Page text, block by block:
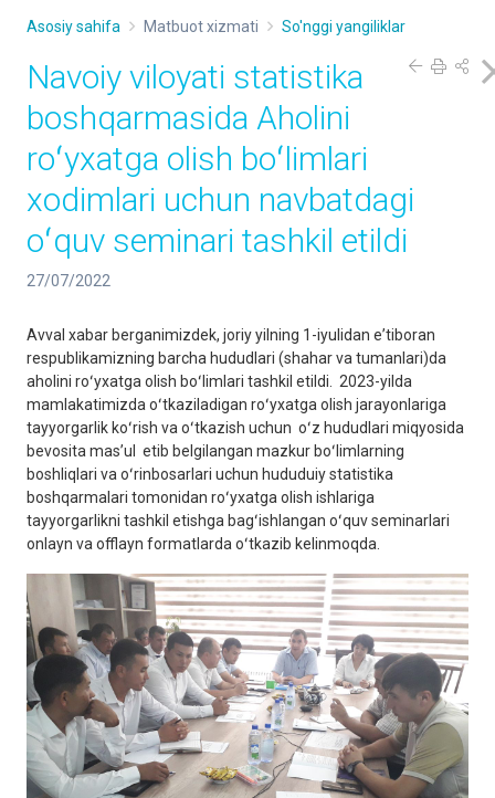
Asosiy sahifa Matbuot xizmati So'nggi yangiliklar
Navoiy viloyati statistika
boshqarmasida Aholini
roʻyxatga olish boʻlimlari
xodimlari uchun navbatdagi
oʻquv seminari tashkil etildi
27/07/2022
Avval xabar berganimizdek, joriy yilning 1-iyulidan eʼtiboran
respublikamizning barcha hududlari (shahar va tumanlari)da
aholini roʻyxatga olish boʻlimlari tashkil etildi. 2023-yilda
mamlakatimizda oʻtkaziladigan roʻyxatga olish jarayonlariga
tayyorgarlik koʻrish va oʻtkazish uchun oʻz hududlari miqyosida
bevosita masʼul etib belgilangan mazkur boʻlimlarning
boshliqlari va oʻrinbosarlari uchun hududuiy statistika
boshqarmalari tomonidan roʻyxatga olish ishlariga
tayyorgarlikni tashkil etishga bagʻishlangan oʻquv seminarlari
onlayn va offlayn formatlarda oʻtkazib kelinmoqda.